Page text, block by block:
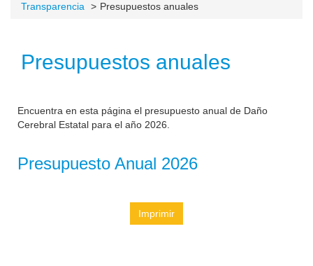
Transparencia Presupuestos anuales
Presupuestos anuales
Encuentra en esta página el presupuesto anual de Daño
Cerebral Estatal para el año 2026.
Presupuesto Anual 2026
Imprimir